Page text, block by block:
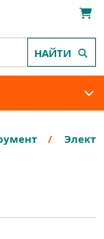
НАЙТИ